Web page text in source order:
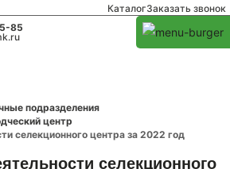
КаталогЗаказать звонок
85
подразделения
центр
селекционного центра за 2022 год
селекционного